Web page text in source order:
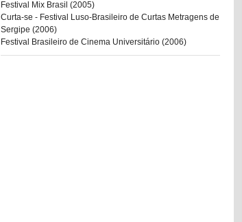
Festival Mix Brasil (2005)
Curta-se - Festival Luso-Brasileiro de Curtas Metragens de
Sergipe (2006)
Festival Brasileiro de Cinema Universitário (2006)